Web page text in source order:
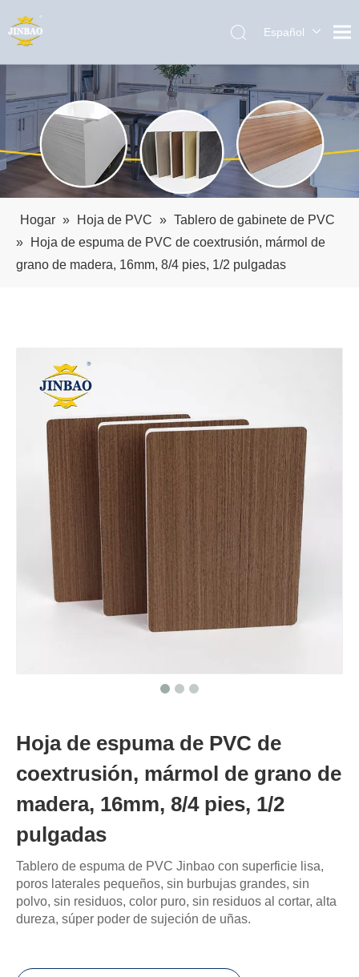
Español
Pусский
Português
Hogar » Hoja de PVC » Tablero de gabinete de PVC
»
Hoja de espuma de PVC de coextrusión, mármol de
grano de madera, 16mm, 8/4 pies, 1/2 pulgadas
Hoja de espuma de PVC de
coextrusión, mármol de grano de
madera, 16mm, 8/4 pies, 1/2
pulgadas
Tablero de espuma de PVC Jinbao con superficie lisa,
poros laterales pequeños, sin burbujas grandes, sin
polvo, sin residuos, color puro, sin residuos al cortar, alta
dureza, súper poder de sujeción de uñas.